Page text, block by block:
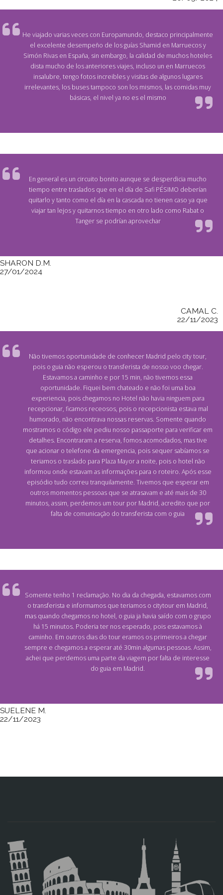
He viajado varias veces con Europamundo, destaco principalmente
el excelente desempeño de los guías Shamid en Marruecos y
Simón Rivas en España, sin embargo, la calidad de muchos hoteles
dista mucho de los anteriores viajes, incluso un en Marruecos
insalubre, tengo fotos increibles y visitas de algunos lugares
irrelevantes, los buses tampoco son los mismos, las comidas muy
básicas, el nivel ya no es el mismo
En general es un circuito bonito aunque se desperdicia mucho
tiempo entre traslados que en el día de Safi PÉSIMO deberían
quitarlo y tanto como el día en la cascada no tienen caso ya que
viajar tan lejos y quitarnos tiempo en otro lado como Rabat o
Tanger se podrían aprovechar
SHARON D.M.
27/01/2024
CAMAL C.
22/11/2023
Não tivemos oportunidade de conhecer Madrid pelo city tour,
pois o guia não esperou o transferista de nosso voo chegar.
Estavamos a caminho e por 15 min, não tivemos essa
oportunidade. Fiquei bem chateado e não foi uma boa
experiencia, pois chegamos no Hotel não havia ninguem para
recepcionar, ficamos receosos, pois o recepcionista estava mal
humorado, não encontrava nossas reservas. Somente quando
mostramos o código ele pediu nosso passaporte para verificar em
detalhes. Encontraram a reserva, fomos acomodados, mas tive
que acionar o telefone da emergencia, pois sequer sabíamos se
teriamos o traslado para Plaza Mayor a noite, pois o hotel não
informou onde estavam as informações para o roteiro. Após esse
episódio tudo correu tranquilamente. Tivemos que esperar em
outros momentos pessoas que se atrasavam e até mais de 30
minutos, assim, perdemos um tour por Madrid, acredito que por
falta de comunicação do transferista com o guia
Somente tenho 1 reclamação. No dia da chegada, estavamos com
o transferista e informamos que teriamos o citytour em Madrid,
mas quando chegamos no hotel, o guia ja havia saído com o grupo
há 15 minutos. Poderia ter nos esperado, pois estavamos à
caminho. Em outros dias do tour eramos os primeiros a chegar
sempre e chegamos a esperar até 30min algumas pessoas. Assim,
achei que perdemos uma parte da viagem por falta de interesse
do guia em Madrid.
SUELENE M.
22/11/2023